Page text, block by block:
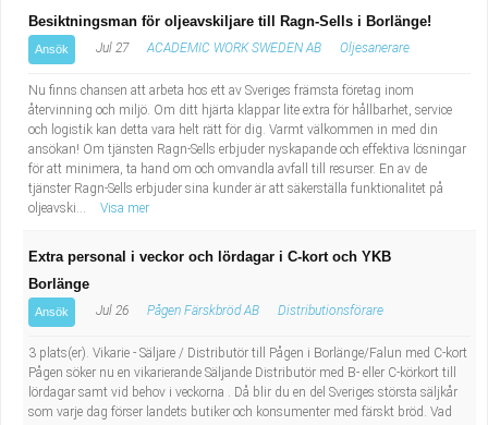
Besiktningsman för oljeavskiljare till Ragn-Sells i Borlänge!
Ansök Jul 27 ACADEMIC WORK SWEDEN AB Oljesanerare
Nu finns chansen att arbeta hos ett av Sveriges främsta företag inom
återvinning och miljö. Om ditt hjärta klappar lite extra för hållbarhet, service
och logistik kan detta vara helt rätt för dig. Varmt välkommen in med din
ansökan! Om tjänsten Ragn-Sells erbjuder nyskapande och effektiva lösningar
för att minimera, ta hand om och omvandla avfall till resurser. En av de
tjänster Ragn-Sells erbjuder sina kunder är att säkerställa funktionalitet på
oljeavski...
Visa mer
Extra personal i veckor och lördagar i C-kort och YKB
Borlänge
Ansök Jul 26 Pågen Färskbröd AB Distributionsförare
3 plats(er). Vikarie - Säljare / Distributör till Pågen i Borlänge/Falun med C-kort
Pågen söker nu en vikarierande Säljande Distributör med B- eller C-körkort till
lördagar samt vid behov i veckorna . Då blir du en del Sveriges största säljkår
som varje dag förser landets butiker och konsumenter med färskt bröd. Vad